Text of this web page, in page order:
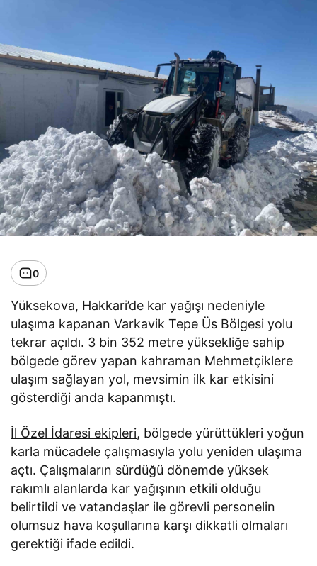
0
Yüksekova, Hakkari’de kar yağışı nedeniyle
ulaşıma kapanan Varkavik Tepe Üs Bölgesi yolu
tekrar açıldı. 3 bin 352 metre yüksekliğe sahip
bölgede görev yapan kahraman Mehmetçiklere
ulaşım sağlayan yol, mevsimin ilk kar etkisini
gösterdiği anda kapanmıştı.
İl Özel İdaresi ekipleri, bölgede yürüttükleri yoğun
karla mücadele çalışmasıyla yolu yeniden ulaşıma
açtı. Çalışmaların sürdüğü dönemde yüksek
rakımlı alanlarda kar yağışının etkili olduğu
belirtildi ve vatandaşlar ile görevli personelin
olumsuz hava koşullarına karşı dikkatli olmaları
gerektiği ifade edildi.